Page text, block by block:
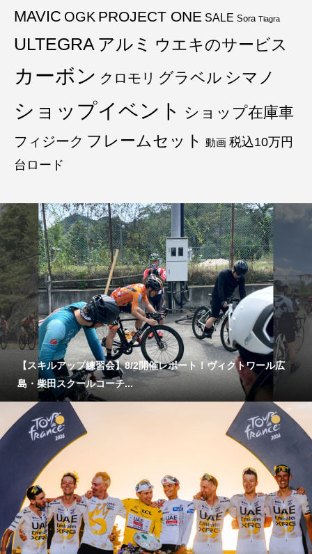
MAVIC OGK PROJECT ONE SALE Sora Tiagra
ULTEGRA アルミ ウエキのサービス
カーボン クロモリ グラベル シマノ
ショップイベント ショップ在庫車
フィジーク フレームセット 動画 税込10万円
台ロード
【スキルアップ練習会】8/2開催レポート！ヴィクトワール広
島・柴田スクールコーチ...